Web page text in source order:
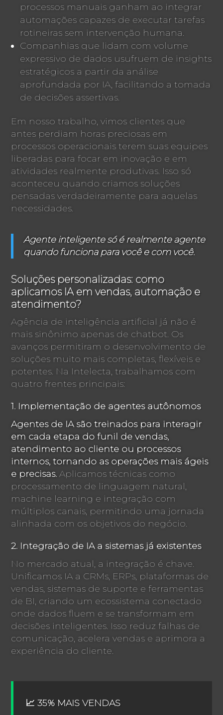
processos manuais ganham ao integrar
automações capazes de executar tarefas
rotineiras sem intervenção humana.
Companhias que lidam com volume
expressivo de dados usufruem de insights
estratégicos a partir da análise
aprofundada por IA, facilitando a tomada
de decisões assertivas.
Em nosso trabalho, vimos clientes que
antes perdiam horas preciosas em
processos operacionais terem suas equipes
liberadas para focar em inovação e em
atividades realmente produtivas. Isso só
aconteceu quando criamos soluções
pensadas verdadeiramente para aquelas
necessidades.
Agente inteligente só é realmente agente
quando funciona para você e com você.
Soluções personalizadas: como
aplicamos IA em vendas, automação e
atendimento?
Agência de inteligência artificial já não é
mais sinônimo apenas de chatbot. Os
avanços permitiram o desenvolvimento de
soluções muito mais completas, flexíveis e
potentes. Na Intelecta, trabalhamos com
quatro frentes principais:
1. Implementação de agentes autônomos
Agentes de IA são treinados para interagir
em cada etapa do funil de vendas,
atendimento ao cliente ou processos
internos, tornando as operações mais ágeis
e precisas. Aplicamos técnicas como
processamento de linguagem natural,
machine learning e integração com
múltiplos canais, permitindo uma jornada
alinhada com os objetivos do negócio.
2. Integração de IA a sistemas já existentes
No mercado atual, a integração é chave.
Unificamos IA a CRMs, ERPs, plataformas de
vendas, sistemas de suporte e ferramentas
de BI, criando um ecossistema conectado
onde dados fluem e se transformam em
decisões inteligentes. Isso reduz falhas de
comunicação, acelera vendas e aprimora a
experiência do cliente.
📈 35% MAIS VENDAS